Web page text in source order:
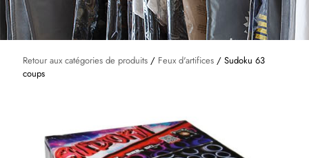
Retour aux catégories de produits / Feux d'artifices / Sudoku 63
coups